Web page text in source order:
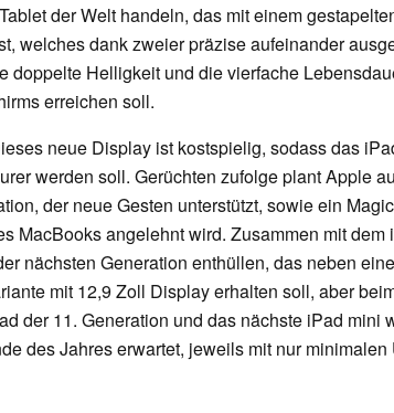
der Welt handeln, das mit einem
welches dank zweier präzise aufeinander
doppelte Helligkeit und die vierfache
erreichen soll.
neue Display ist kostspielig, sodass das
werden soll. Gerüchten zufolge plant Apple
der neue Gesten unterstützt, sowie ein
MacBooks angelehnt wird. Zusammen mit
nächsten Generation enthüllen, das neben
mit 12,9 Zoll Display erhalten soll, aber
der 11. Generation und das nächste iPad mini
des Jahres erwartet, jeweils mit nur minimalen